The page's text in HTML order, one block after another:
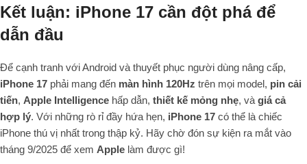
Kết luận: iPhone 17 cần đột phá để
dẫn đầu
Để cạnh tranh với Android và thuyết phục người dùng nâng cấp,
iPhone 17 phải mang đến màn hình 120Hz trên mọi model, pin cải
tiến, Apple Intelligence hấp dẫn, thiết kế mỏng nhẹ, vàgiá cả
hợp lý. Với những rò rỉ đầy hứa hẹn, iPhone 17 có thể là chiếc
iPhone thú vị nhất trong thập kỷ. Hãy chờ đón sự kiện ra mắt vào
tháng 9/2025 để xem Apple làm được gì!